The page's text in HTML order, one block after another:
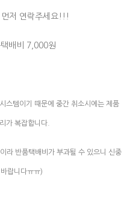
먼저 연락주세요!!!
배비 7,000원
스템이기 때문에 중간 취소시에는 제품
가 복잡합니다.
라 반품택배비가 부과될 수 있으니 신중
랍니다ㅠㅠ)